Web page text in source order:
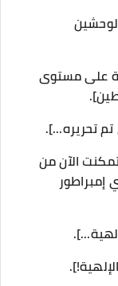
على مستوى
تحريره...].
الآن من
إمبراطور